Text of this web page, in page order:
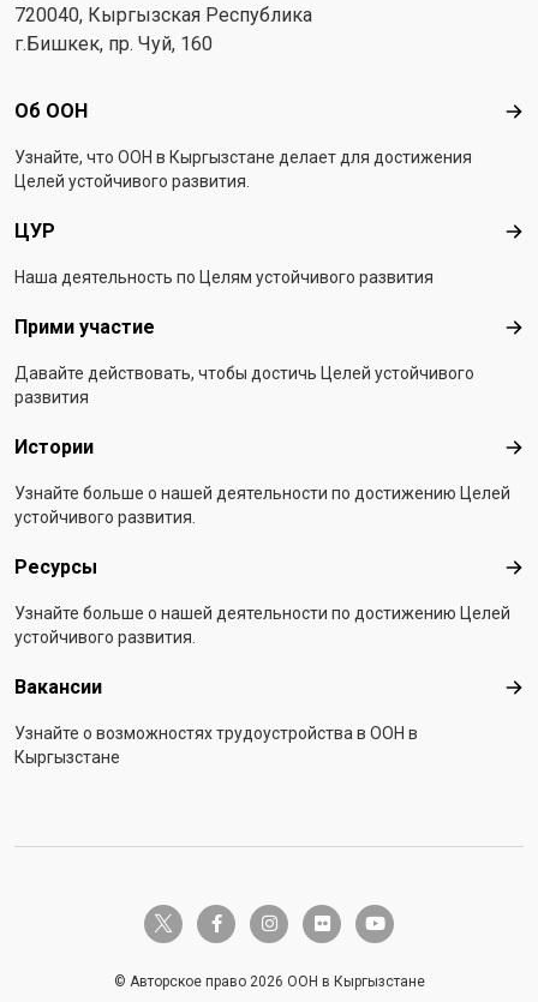
720040, Кыргызская Республика
г.Бишкек, пр. Чуй, 160
Footer menu
Об ООН Об
Узнайте, что ООН в Кыргызстанe делает для достижения
Целей устойчивого развития.
ЦУР
Наша деятельность по Целям устойчивого развития
Прими участие
Давайте действовать, чтобы достичь Целей устойчивого
развития
Истории
Узнайте больше о нашей деятельности по достижению Целей
устойчивого развития.
Ресурсы
Узнайте больше о нашей деятельности по достижению Целей
устойчивого развития.
Вакансии
Узнайте о возможностях трудоустройства в ООН в
Кыргызстане
twitter-x facebook-finstagramflickr youtube
© Авторское право 2026 ООН в Кыргызстане